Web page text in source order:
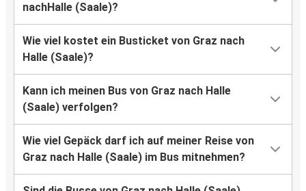
nachHalle (Saale)?
Wie viel kostet ein Busticket von Graz nach
Halle (Saale)?
Kann ich meinen Bus von Graz nach Halle
(Saale) verfolgen?
Wie viel Gepäck darf ich auf meiner Reise von
Graz nach Halle (Saale) im Bus mitnehmen?